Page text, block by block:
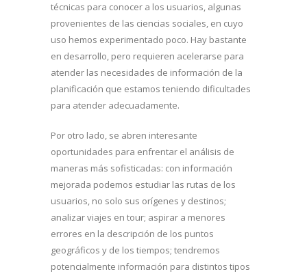
técnicas para conocer a los usuarios, algunas
provenientes de las ciencias sociales, en cuyo
uso hemos experimentado poco. Hay bastante
en desarrollo, pero requieren acelerarse para
atender las necesidades de información de la
planificación que estamos teniendo dificultades
para atender adecuadamente.
Por otro lado, se abren interesante
oportunidades para enfrentar el análisis de
maneras más sofisticadas: con información
mejorada podemos estudiar las rutas de los
usuarios, no solo sus orígenes y destinos;
analizar viajes en tour; aspirar a menores
errores en la descripción de los puntos
geográficos y de los tiempos; tendremos
potencialmente información para distintos tipos